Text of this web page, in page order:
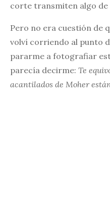
corte transmiten algo de
Pero no era cuestión de
volví corriendo al punto
pararme a fotografiar
parecía decirme: Te
acantilados de Moher